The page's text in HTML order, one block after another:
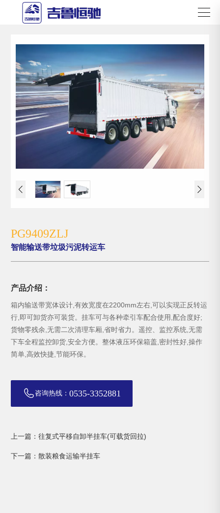
PG9409ZLJ
智能输送带垃圾污泥转运车
产品介绍：
箱内输送带宽体设计,有效宽度在2200mm左右,可以实现正反转运
行,即可卸货亦可装货。挂车可与各种牵引车配合使用,配合度好;
货物零残余,无需二次清理车厢,省时省力。遥控、监控系统,无需
下车全程监控卸货,安全方便。整体液压环保箱盖,密封性好,操作
简单,高效快捷,节能环保。
咨询热线： 0535-3352881
上一篇：往复式平移自卸半挂车(可载货回拉)
下一篇：散装粮食运输半挂车